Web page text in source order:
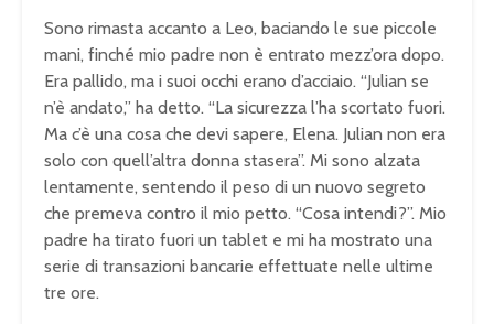
Sono rimasta accanto a Leo, baciando le sue piccole
mani, finché mio padre non è entrato mezz’ora dopo.
Era pallido, ma i suoi occhi erano d’acciaio. “Julian se
n’è andato,” ha detto. “La sicurezza l’ha scortato fuori.
Ma c’è una cosa che devi sapere, Elena. Julian non era
solo con quell’altra donna stasera”. Mi sono alzata
lentamente, sentendo il peso di un nuovo segreto
che premeva contro il mio petto. “Cosa intendi?”. Mio
padre ha tirato fuori un tablet e mi ha mostrato una
serie di transazioni bancarie effettuate nelle ultime
tre ore.